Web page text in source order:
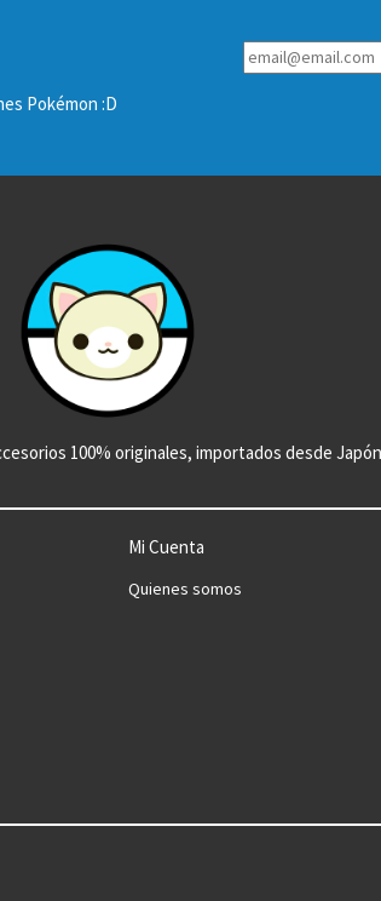
Pokémon :D
100% originales, importados desde Japón
Mi Cuenta
Quienes somos